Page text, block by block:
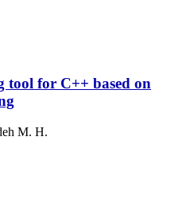
tool for C++ based on
M. H.